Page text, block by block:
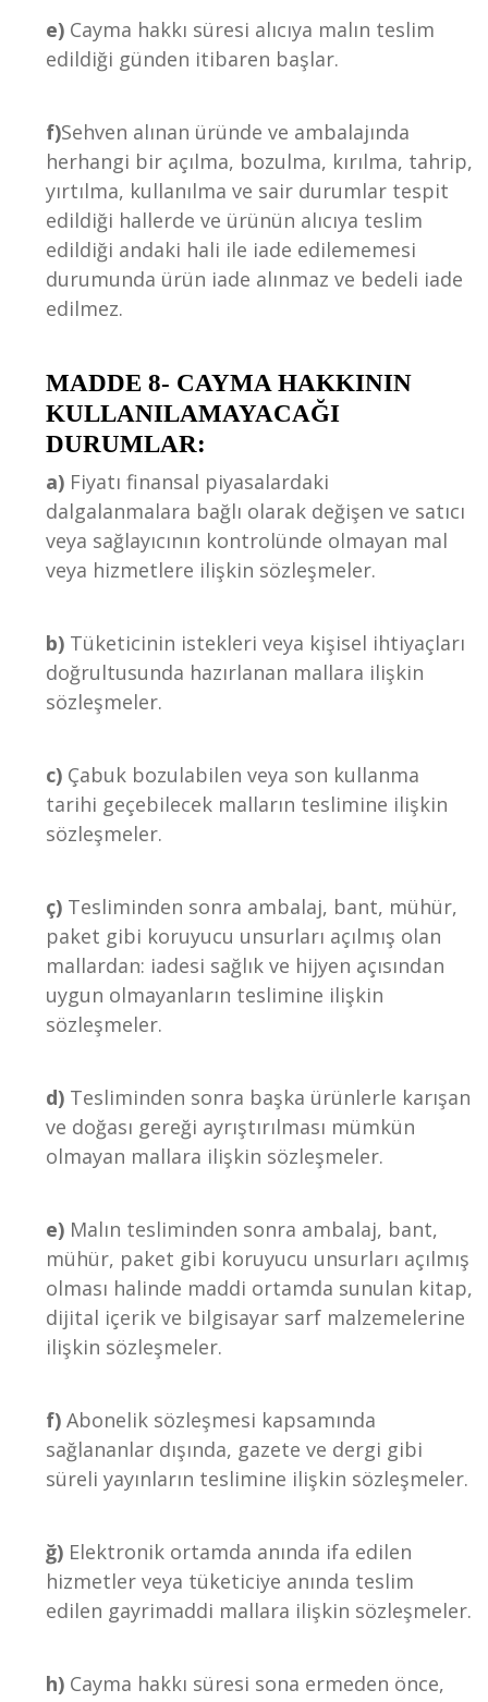
e) Cayma hakkı süresi alıcıya malın teslim
edildiği günden itibaren başlar.
f)Sehven alınan üründe ve ambalajında
herhangi bir açılma, bozulma, kırılma, tahrip,
yırtılma, kullanılma ve sair durumlar tespit
edildiği hallerde ve ürünün alıcıya teslim
edildiği andaki hali ile iade edilememesi
durumunda ürün iade alınmaz ve bedeli iade
edilmez.
MADDE 8- CAYMA HAKKININ
KULLANILAMAYACAĞI
DURUMLAR:
a) Fiyatı finansal piyasalardaki
dalgalanmalara bağlı olarak değişen ve satıcı
veya sağlayıcının kontrolünde olmayan mal
veya hizmetlere ilişkin sözleşmeler.
b) Tüketicinin istekleri veya kişisel ihtiyaçları
doğrultusunda hazırlanan mallara ilişkin
sözleşmeler.
c) Çabuk bozulabilen veya son kullanma
tarihi geçebilecek malların teslimine ilişkin
sözleşmeler.
ç) Tesliminden sonra ambalaj, bant, mühür,
paket gibi koruyucu unsurları açılmış olan
mallardan: iadesi sağlık ve hijyen açısından
uygun olmayanların teslimine ilişkin
sözleşmeler.
d) Tesliminden sonra başka ürünlerle karışan
ve doğası gereği ayrıştırılması mümkün
olmayan mallara ilişkin sözleşmeler.
e) Malın tesliminden sonra ambalaj, bant,
mühür, paket gibi koruyucu unsurları açılmış
olması halinde maddi ortamda sunulan kitap,
dijital içerik ve bilgisayar sarf malzemelerine
ilişkin sözleşmeler.
f) Abonelik sözleşmesi kapsamında
sağlananlar dışında, gazete ve dergi gibi
süreli yayınların teslimine ilişkin sözleşmeler.
ğ) Elektronik ortamda anında ifa edilen
hizmetler veya tüketiciye anında teslim
edilen gayrimaddi mallara ilişkin sözleşmeler.
h) Cayma hakkı süresi sona ermeden önce,